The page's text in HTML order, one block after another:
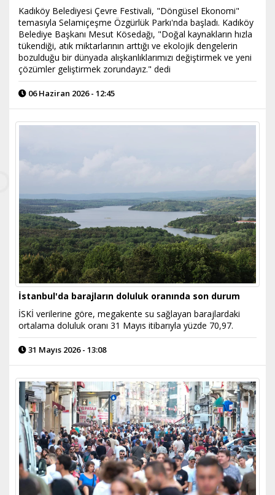
Kadıköy Belediyesi Çevre Festivali, "Döngüsel Ekonomi"
temasıyla Selamiçeşme Özgürlük Parkı'nda başladı. Kadıköy
Belediye Başkanı Mesut Kösedağı, "Doğal kaynakların hızla
tükendiği, atık miktarlarının arttığı ve ekolojik dengelerin
bozulduğu bir dünyada alışkanlıklarımızı değiştirmek ve yeni
çözümler geliştirmek zorundayız." dedi
06 Haziran 2026 - 12:45
İstanbul'da barajların doluluk oranında son durum
İSKİ verilerine göre, megakente su sağlayan barajlardaki
ortalama doluluk oranı 31 Mayıs itibarıyla yüzde 70,97.
31 Mayıs 2026 - 13:08